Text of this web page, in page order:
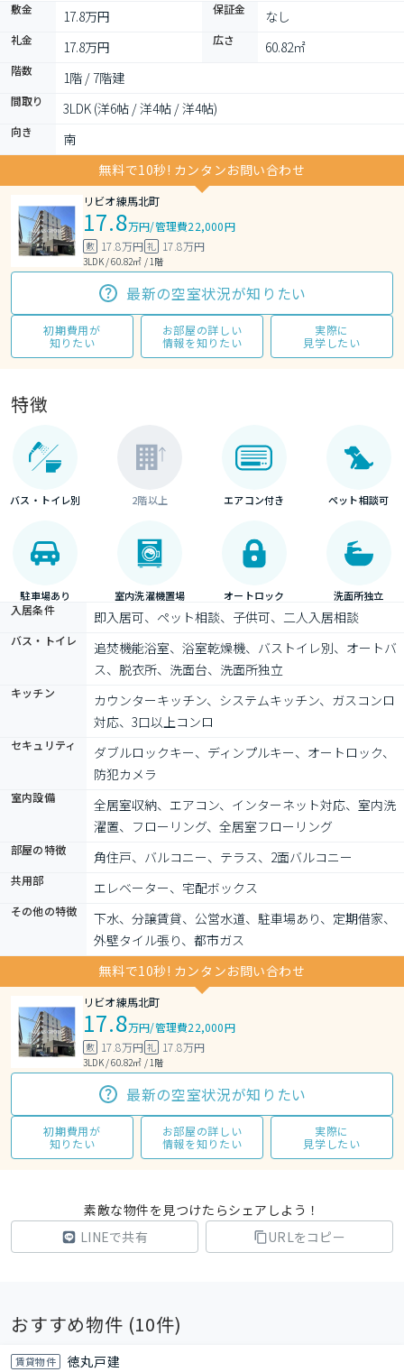
敷金 17.8万円 保証金 なし
礼金 17.8万円 広さ 60.82㎡
階数 1階 / 7階建
間取り 3LDK (洋6帖 / 洋4帖 / 洋4帖)
向き
南
無料で10秒! カンタンお問い合わせ
リビオ練馬北町
17.8万円/管理費22,000円
敷 17.8万円 礼 17.8万円
3LDK / 60.82㎡ / 1階
最新の空室状況が知りたい
初期費用が
知りたい
お部屋の詳しい
情報を知りたい
実際に
見学したい
特徴
バス・トイレ別 2階以上 エアコン付き ペット相談可
駐車場あり 室内洗濯機置場 オートロック 洗面所独立
入居条件 即入居可、ペット相談、子供可、二人入居相談
バス・トイレ
追焚機能浴室、浴室乾燥機、バストイレ別、オートバ
ス、脱衣所、洗面台、洗面所独立
キッチン
カウンターキッチン、システムキッチン、ガスコンロ
対応、3口以上コンロ
セキュリティ
ダブルロックキー、ディンプルキー、オートロック、
防犯カメラ
室内設備
全居室収納、エアコン、インターネット対応、室内洗
濯置、フローリング、全居室フローリング
部屋の特徴 角住戸、バルコニー、テラス、2面バルコニー
共用部 エレベーター、宅配ボックス
その他の特徴
下水、分譲賃貸、公営水道、駐車場あり、定期借家、
外壁タイル張り、都市ガス
無料で10秒! カンタンお問い合わせ
リビオ練馬北町
17.8万円/管理費22,000円
敷 17.8万円 礼 17.8万円
3LDK / 60.82㎡ / 1階
最新の空室状況が知りたい
初期費用が
知りたい
お部屋の詳しい
情報を知りたい
実際に
見学したい
素敵な物件を見つけたらシェアしよう！
LINEで共有
URLをコピー
おすすめ物件 (10件)
賃貸物件 徳丸戸建